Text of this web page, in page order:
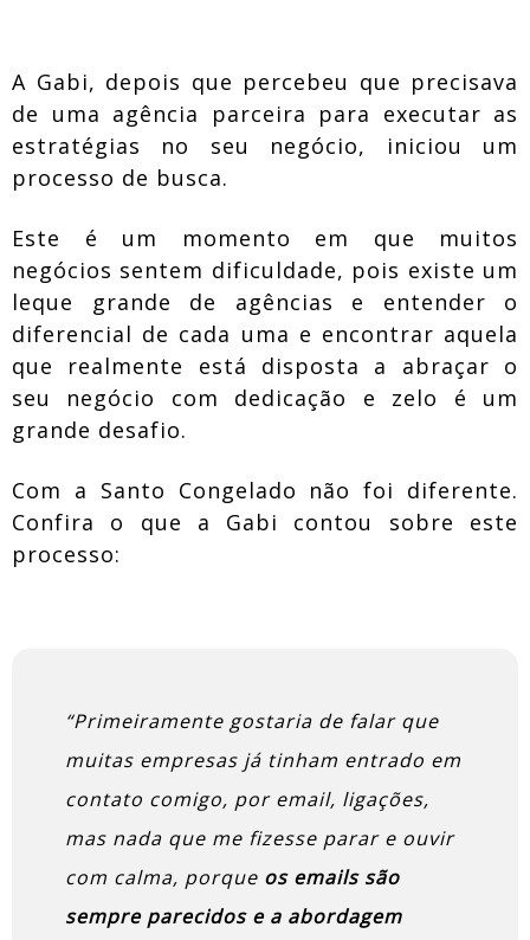
A Gabi, depois que percebeu que precisava
de uma agência parceira para executar as
estratégias no seu negócio, iniciou um
processo de busca.
Este é um momento em que muitos
negócios sentem dificuldade, pois existe um
leque grande de agências e entender o
diferencial de cada uma e encontrar aquela
que realmente está disposta a abraçar o
seu negócio com dedicação e zelo é um
grande desafio.
Com a Santo Congelado não foi diferente.
Confira o que a Gabi contou sobre este
processo:
“Primeiramente gostaria de falar que
muitas empresas já tinham entrado em
contato comigo, por email, ligações,
mas nada que me fizesse parar e ouvir
com calma, porque os emails são
sempre parecidos e a abordagem